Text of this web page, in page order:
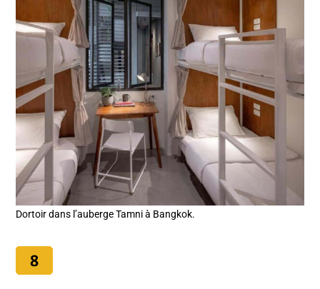
Dortoir dans l’auberge Tamni à Bangkok.